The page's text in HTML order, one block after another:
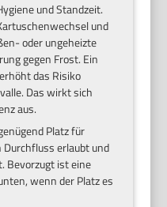
und Standzeit.
und
oder ungeheizte
gegen Frost. Ein
das Risiko
Das wirkt sich
aus.
Platz für
erlaubt und
Bevorzugt ist eine
wenn der Platz es